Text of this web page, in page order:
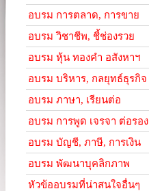
อบรม การตลาด, การขาย
อบรม วิชาชีพ, ชี้ช่องรวย
อบรม หุ้น ทองคำ อสังหาฯ
อบรม บริหาร, กลยุทธ์ธุรกิจ
อบรม ภาษา, เรียนต่อ
อบรม การพูด เจรจา ต่อรอง
อบรม บัญชี, ภาษี, การเงิน
อบรม พัฒนาบุคลิกภาพ
หัวข้ออบรมที่น่าสนใจอื่นๆ